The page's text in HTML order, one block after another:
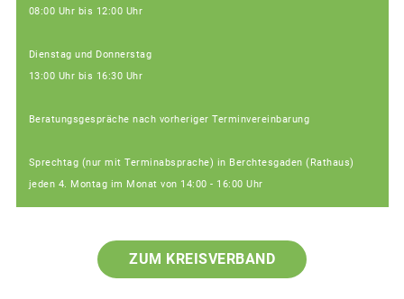
08:00 Uhr bis 12:00 Uhr
Dienstag und Donnerstag
13:00 Uhr bis 16:30 Uhr
Beratungsgespräche nach vorheriger Terminvereinbarung
Sprechtag (nur mit Terminabsprache) in Berchtesgaden (Rathaus)
jeden 4. Montag im Monat von 14:00 - 16:00 Uhr
ZUM KREISVERBAND